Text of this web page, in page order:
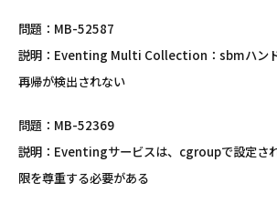
問題：MB-52587
説明：Eventing Multi Collection：sbmハン
再帰が検出されない
問題：MB-52369
説明：Eventingサービスは、cgroupで設定さ
限を尊重する必要がある